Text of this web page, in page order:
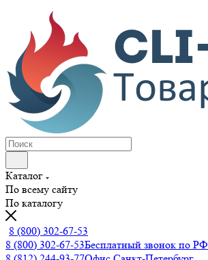
Каталог
По всему сайту
По каталогу
8 (800) 302-67-53
8 (800) 302-67-53Бесплатный звонок по РФ